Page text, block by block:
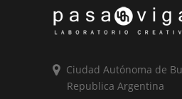
Ciudad Autónoma de
Republica Argentina